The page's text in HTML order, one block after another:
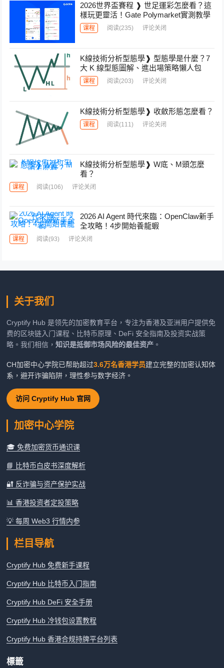
2026世界盃賽程 ❱ 世足運彩怎麼看？這
樣玩更靈活！Gate Polymarket實測教學
课程 阅读(235) 评论关闭
K線技術分析型態學❱ 型態學是什麼？7
大 K 線型態圖解、進出場策略懶人包
课程 阅读(203) 评论关闭
K線技術分析型態學❱ 收斂形態怎麼看？
课程 阅读(111) 评论关闭
K線技術分析型態學❱ W底、M頭怎麼
看？
课程 阅读(106) 评论关闭
2026 AI Agent 時代來臨：OpenClaw新手
全攻略！4步開始養龍蝦
课程 阅读(93) 评论关闭
关于我们
Cryptify Hub 是领先的加密教育平台，专注为香港及亚洲用户提供免
费的区块链入门课程、比特币原理、DeFi 安全指南及投资实战策
略。我们相信，知识是抵御市场风险的最佳资产 。
CH加密中心学院已帮助超过3.6万名香港学员建立完整的加密认知体
系，避开诈骗陷阱，理性参与数字经济。
访问 Cryptify Hub 官网
加密中心学院
🎓 免费加密货币通识课
📘 比特币白皮书深度解析
🔐 反诈骗与资产保护实战
📊 香港投资者定投策略
💡 每周 Web3 行情内参
栏目导航
Cryptify Hub 免费新手课程
Cryptify Hub 比特币入门指南
Cryptify Hub DeFi 安全手册
Cryptify Hub 冷钱包设置教程
Cryptify Hub 香港合规持牌平台列表
標籤